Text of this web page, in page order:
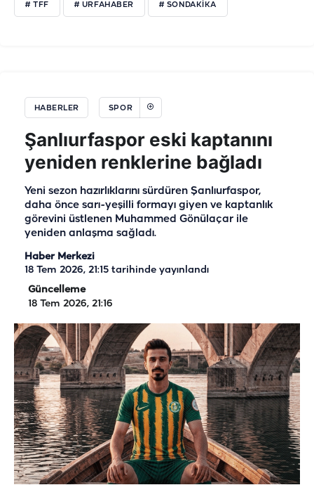
# TFF # URFAHABER # SONDAKIKA
HABERLER SPOR
Şanlıurfaspor eski kaptanını
yeniden renklerine bağladı
Yeni sezon hazırlıklarını sürdüren Şanlıurfaspor,
daha önce sarı-yeşilli formayı giyen ve kaptanlık
görevini üstlenen Muhammed Gönülaçar ile
yeniden anlaşma sağladı.
Haber Merkezi
18 Tem 2026, 21:15 tarihinde yayınlandı
Güncelleme
18 Tem 2026, 21:16